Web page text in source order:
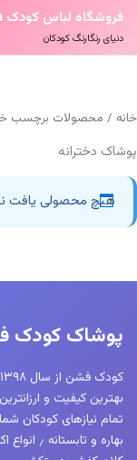
فروشگاه لباس
دنیای رنگارنگ کودکان
خانه / محصولات برچسب
پوشاک دخترانه
هیچ محصولی یافت
پوشاک کودک
بهترین کیفیت و
بهاره و